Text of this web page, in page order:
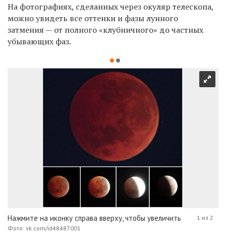
На фотографиях, сделанных через окуляр телескопа,
можно увидеть все оттенки и фазы лунного
затмения — от полного «клубничного» до частных
убывающих фаз.
Нажмите на иконку справа вверху, чтобы увеличить
Фото: vk.com/id48487001
1 из 2